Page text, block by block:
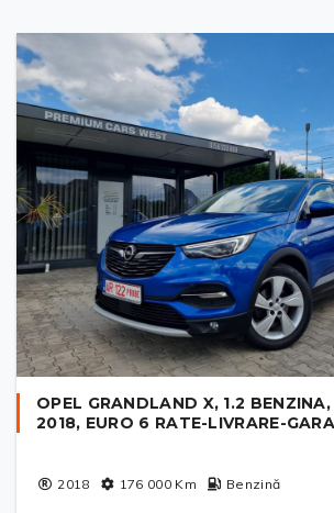
OPEL GRANDLAND X, 1.2
2018, EURO 6 RATE-LIVRARE-
2018 176 000Km Benzină